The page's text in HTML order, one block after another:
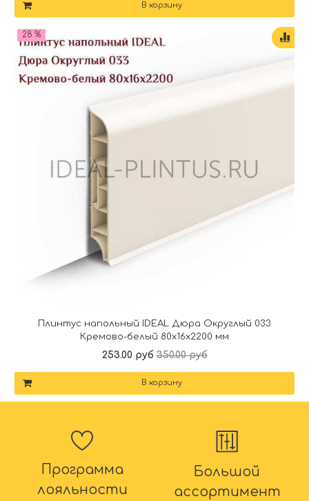
В корзину
28 %
Плинтус напольный IDEAL Дюра Округлый 033
Кремово-белый 80x16x2200 мм
253.00 руб 350.00 руб
В корзину
Программа
лояльности
Большой
ассортимент